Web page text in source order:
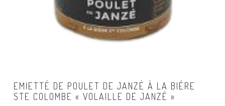
EMIETTÉ DE POULET DE JANZÉ À LA BIÉRE
STE COLOMBE « VOLAILLE DE JANZÉ »